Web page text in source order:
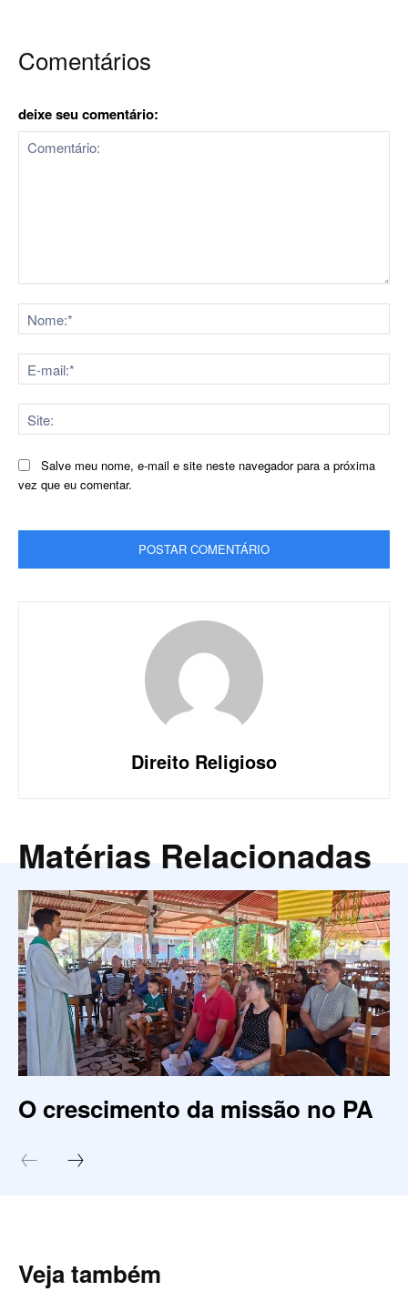
Comentários
deixe seu comentário:
Salve meu nome, e-mail e site neste navegador para a próxima
vez que eu comentar.
Direito Religioso
Matérias Relacionadas
O crescimento da missão no PA
Veja também